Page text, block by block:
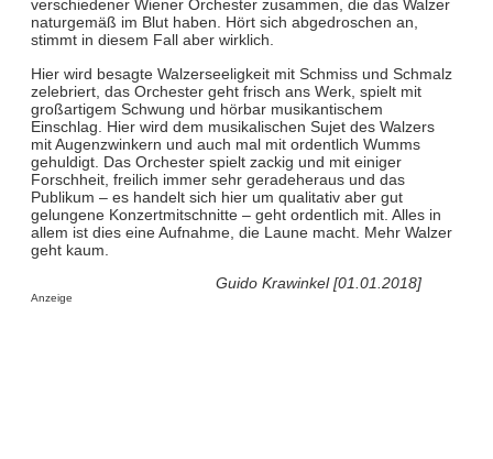
verschiedener Wiener Orchester zusammen, die das Walzer
naturgemäß im Blut haben. Hört sich abgedroschen an,
stimmt in diesem Fall aber wirklich.
Hier wird besagte Walzerseeligkeit mit Schmiss und Schmalz
zelebriert, das Orchester geht frisch ans Werk, spielt mit
großartigem Schwung und hörbar musikantischem
Einschlag. Hier wird dem musikalischen Sujet des Walzers
mit Augenzwinkern und auch mal mit ordentlich Wumms
gehuldigt. Das Orchester spielt zackig und mit einiger
Forschheit, freilich immer sehr geradeheraus und das
Publikum – es handelt sich hier um qualitativ aber gut
gelungene Konzertmitschnitte – geht ordentlich mit. Alles in
allem ist dies eine Aufnahme, die Laune macht. Mehr Walzer
geht kaum.
Guido Krawinkel [01.01.2018]
Anzeige